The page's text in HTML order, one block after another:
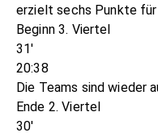
erzielt sechs Punkte für
Beginn 3. Viertel
31'
20:38
Die Teams sind wieder
Ende 2. Viertel
30'